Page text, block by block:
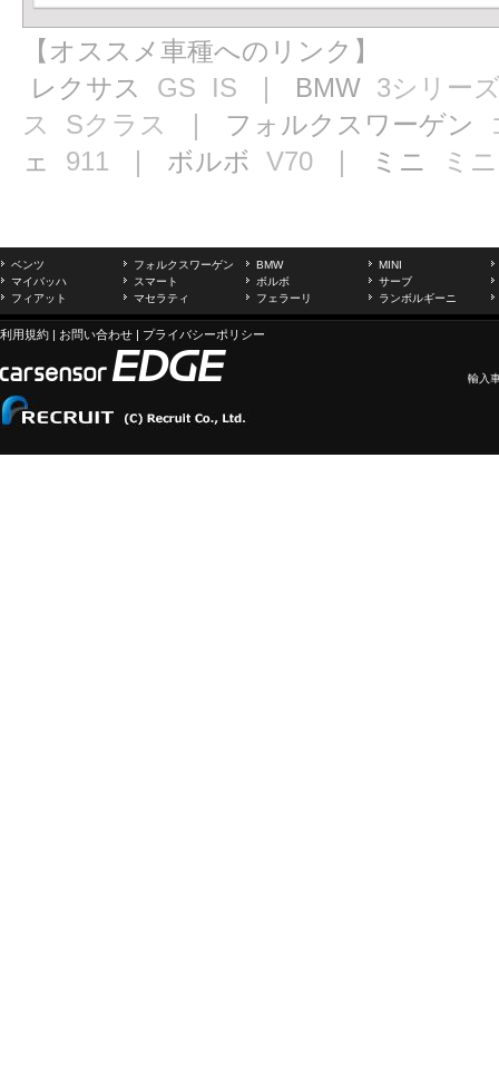
【オススメ車種へのリンク】
レクサス GS IS ｜ BMW 3シリー
ス
Sクラス ｜ フォルクスワーゲン
ェ 911 ｜ ボルボ V70 ｜ ミニ ミニ
ベンツ フォルクスワーゲン BMW
MINI
マイバッハ
スマート ボルボ
サーブ
フィアット
マセラティ フェラーリ ランボルギーニ
利用規約 | お問い合わせ | プライバシーポリシー
輸入